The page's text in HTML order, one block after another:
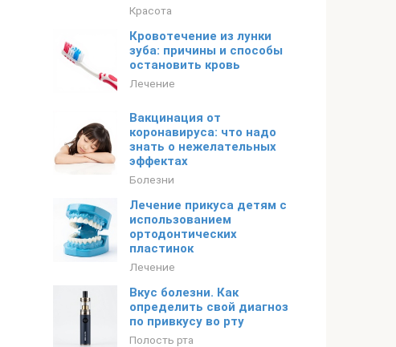
Красота
Кровотечение из лунки
зуба: причины и способы
остановить кровь
Лечение
Вакцинация от
коронавируса: что надо
знать о нежелательных
эффектах
Болезни
Лечение прикуса детям с
использованием
ортодонтических
пластинок
Лечение
Вкус болезни. Как
определить свой диагноз
по привкусу во рту
Полость рта